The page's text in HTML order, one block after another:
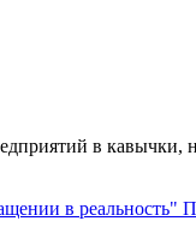
в кавычки,